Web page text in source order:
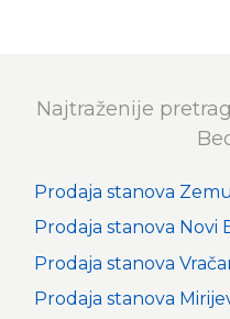
Najtraženije
Prodaja stanova
Prodaja stanova Novi
Prodaja stanova
Prodaja stanova